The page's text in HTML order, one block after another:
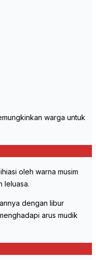
warga untuk
oleh warna musim
leluasa.
dengan libur
arus mudik